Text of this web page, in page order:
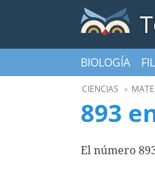
BIOLOGÍA
CIENCIAS
893
El número